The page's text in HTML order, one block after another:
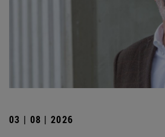
03 | 08 | 2026